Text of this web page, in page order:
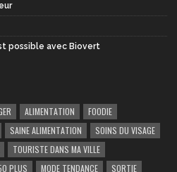
possible avec Biovert
ALIMENTATION
FOODIE
SAINE ALIMENTATION
SOINS DU VISAGE
TOURISTE DANS MA VILLE
PLUS MODE TENDANCE SORTIE